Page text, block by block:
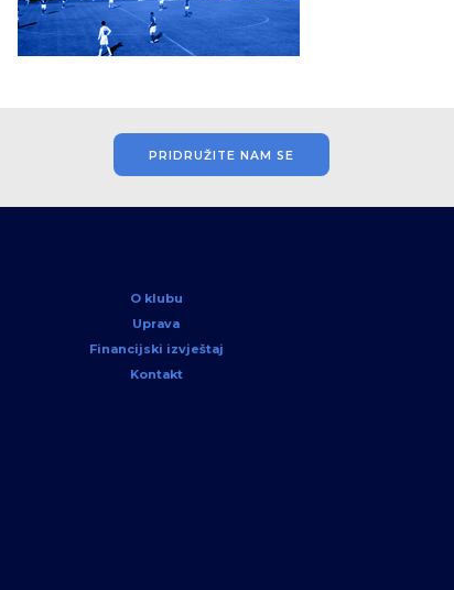
PRIDRUŽITE NAM SE
O klubu
Uprava
Financijski izvještaj
Kontakt